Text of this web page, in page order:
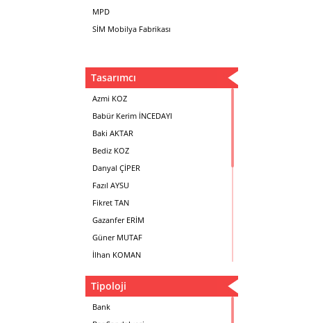
MPD
SİM Mobilya Fabrikası
Tasarımcı
Azmi KOZ
Babür Kerim İNCEDAYI
Baki AKTAR
Bediz KOZ
Danyal ÇİPER
Fazıl AYSU
Fikret TAN
Gazanfer ERİM
Güner MUTAF
İlhan KOMAN
Metin Atabey ATA
Minas BOYACIYAN
Tipoloji
Bank